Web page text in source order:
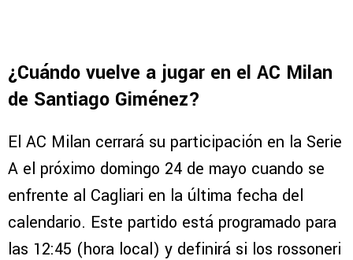
¿Cuándo vuelve a jugar en el AC Milan
de Santiago Giménez?
El AC Milan cerrará su participación en la Serie
A el próximo domingo 24 de mayo cuando se
enfrente al Cagliari en la última fecha del
calendario. Este partido está programado para
las 12:45 (hora local) y definirá si los rossoneri